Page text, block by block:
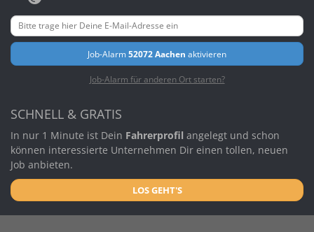
Job-Alarm52072 Aachen aktivieren
Job-Alarm für anderen Ort starten?
SCHNELL & GRATIS
In nur 1 Minute ist Dein Fahrerprofil angelegt und schon
können interessierte Unternehmen Dir einen tollen, neuen
Job anbieten.
LOS GEHT'S